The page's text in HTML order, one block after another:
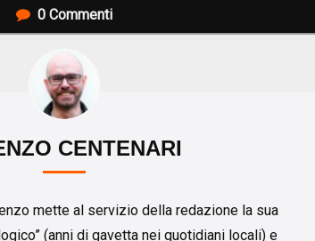
0 Commenti
CENTENARI
mette al servizio della redazione la sua
(anni di gavetta nei quotidiani locali) e